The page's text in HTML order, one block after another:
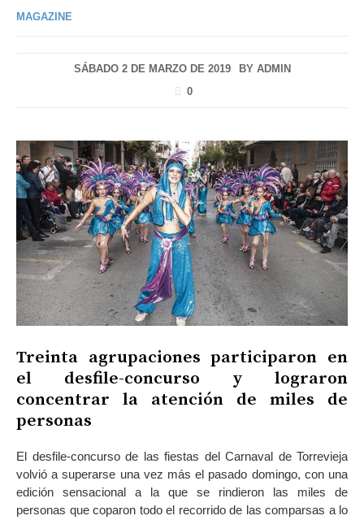
MAGAZINE
SÁBADO 2 DE MARZO DE 2019 BY ADMIN
0
Treinta agrupaciones participaron en
el desfile-concurso y lograron
concentrar la atención de miles de
personas
El desfile-concurso de las fiestas del Carnaval de Torrevieja
volvió a superarse una vez más el pasado domingo, con una
edición sensacional a la que se rindieron las miles de
personas que coparon todo el recorrido de las comparsas a lo